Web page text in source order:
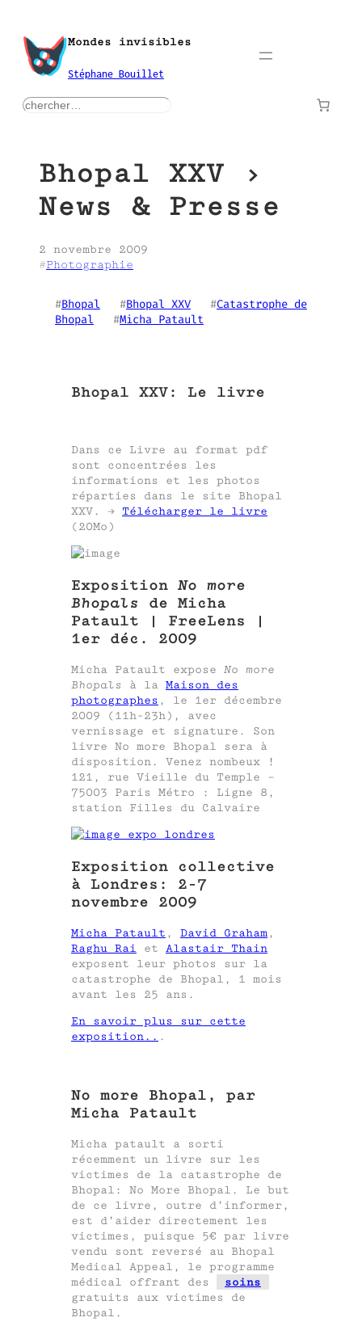
contenu
Mondes invisibles
Stéphane Bouillet
rechercher
Bhopal XXV ›
News & Presse
2 novembre 2009
#Photographie
#Bhopal
   #
Bhopal XXV
   #
Catastrophe de
Bhopal
   #
Micha Patault
Bhopal XXV: Le livre
Dans ce Livre au format pdf
sont concentrées les
informations et les photos
réparties dans le site Bhopal
XXV. -> Télécharger le livre
(20Mo)
Exposition No more
Bhopals de Micha
Patault | FreeLens |
1er déc. 2009
Micha Patault expose No more
Bhopals
à la Maison des
photographes , le 1er décembre
2009 (11h-23h), avec
vernissage et signature. Son
livre No more Bhopal sera à
disposition. Venez nombeux !
121, rue Vieille du Temple –
75003 Paris Métro : Ligne 8,
station Filles du Calvaire
Exposition collective
à Londres: 2-7
novembre 2009
Micha Patault , David Graham,
Raghu Rai et Alastair Thain
exposent leur photos sur la
catastrophe de Bhopal, 1 mois
avant les 25 ans.
En savoir plus sur cette
exposition.. .
No more Bhopal, par
Micha Patault
Micha patault a sorti
récemment un livre sur les
victimes de la catastrophe de
Bhopal: No More Bhopal. Le but
de ce livre, outre d’informer,
est d’aider directement les
victimes, puisque 5€ par livre
vendu sont reversé au Bhopal
Medical Appeal, le programme
médical offrant des
soins
gratuits aux victimes de
Bhopal.